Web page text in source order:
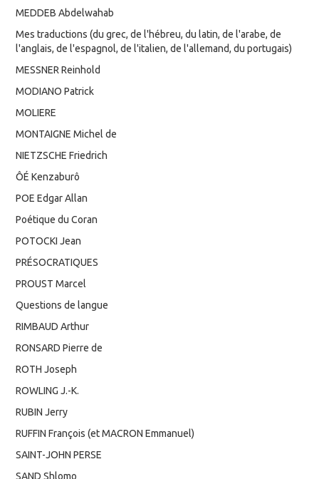
MEDDEB Abdelwahab
Mes traductions (du grec, de l'hébreu, du latin, de l'arabe, de
l'anglais, de l'espagnol, de l'italien, de l'allemand, du portugais)
MESSNER Reinhold
MODIANO Patrick
MOLIERE
MONTAIGNE Michel de
NIETZSCHE Friedrich
ÔÉ Kenzaburô
POE Edgar Allan
Poétique du Coran
POTOCKI Jean
PRÉSOCRATIQUES
PROUST Marcel
Questions de langue
RIMBAUD Arthur
RONSARD Pierre de
ROTH Joseph
ROWLING J.-K.
RUBIN Jerry
RUFFIN François (et MACRON Emmanuel)
SAINT-JOHN PERSE
SAND Shlomo